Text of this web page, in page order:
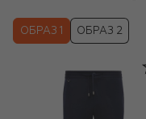
ОБРАЗ 1 ОБРАЗ 2